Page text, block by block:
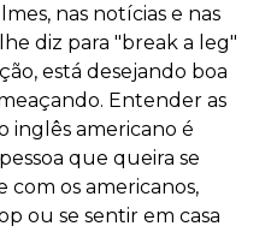
nas notícias e nas
diz para "break a leg"
está desejando boa
Entender as
inglês americano é
que queira se
os americanos,
ou se sentir em casa